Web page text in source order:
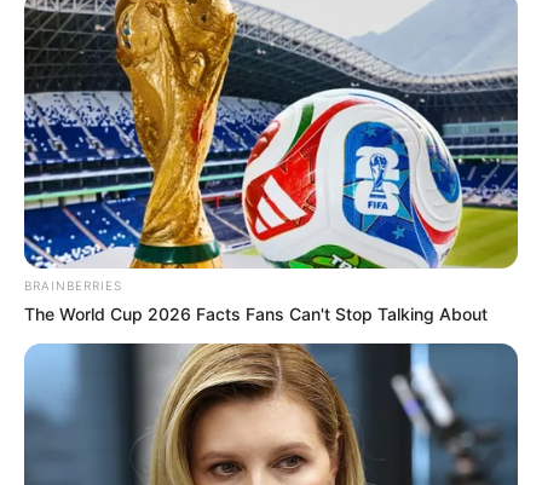
BRAINBERRIES
The World Cup 2026 Facts Fans Can't Stop Talking About